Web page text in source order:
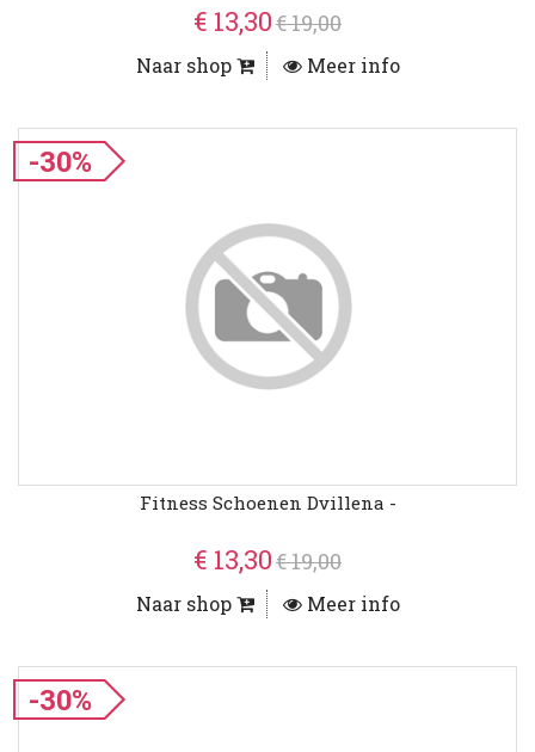
€ 13,30€ 19,00
Naar shop Meer info
-30%
Fitness Schoenen Dvillena -
€ 13,30€ 19,00
Naar shop Meer info
-30%